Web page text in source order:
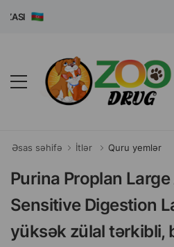
Əsas səhifə İtlər Quru yemlər
Purina Proplan
Sensitive Digestion
yüksək zülal tərkibli,